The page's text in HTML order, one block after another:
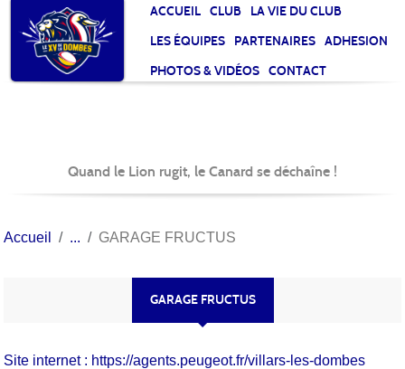
ACCUEIL CLUB
LA VIE DU CLUB
LES ÉQUIPES
PARTENAIRES
ADHESION
PHOTOS & VIDÉOS
CONTACT
Quand le Lion rugit, le Canard se déchaîne !
Accueil GARAGE FRUCTUS
GARAGE FRUCTUS
Site internet : https://agents.peugeot.fr/villars-les-dombes
Panneau de gestion des cookies